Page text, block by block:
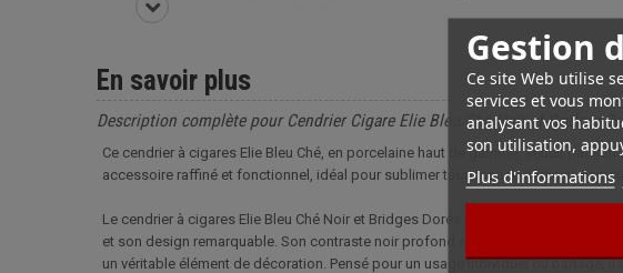
Gestion
Ce site Web utilise
services et vous
analysant vos
son utilisation,
Plus d'informations
En savoir plus
Description complète pour Cendrier Cigare Elie Bleu Ché Noir et Bridges
Ce cendrier à cigares Elie Bleu Ché, en porcelaine haut de gamme, séduit par
accessoire raffiné et fonctionnel, idéal pour sublimer tout espace dédié aux
Le cendrier à cigares Elie Bleu Ché Noir et Bridges Dorés incarne l'élégance
et son design remarquable. Son contraste noir profond et blanc éclatant met en
un véritable élément de décoration. Pensé pour un usage individuel ou partagé,